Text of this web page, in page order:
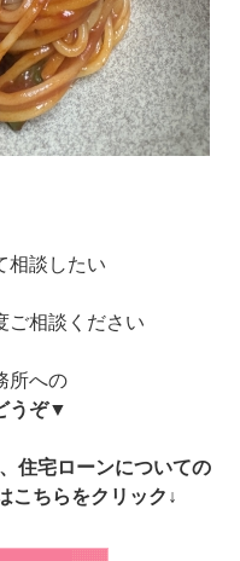
相談したい
ご相談ください
所への
うぞ▼
住宅ローンについての
こちらをクリック↓